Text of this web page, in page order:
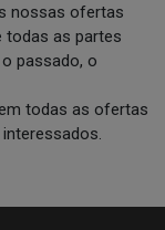
nossas ofertas
todas as partes
passado, o
todas as ofertas